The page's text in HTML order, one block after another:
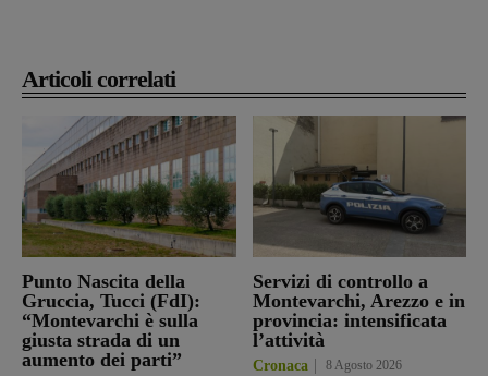
Articoli correlati
Punto Nascita della
Gruccia, Tucci (FdI):
“Montevarchi è sulla
giusta strada di un
aumento dei parti”
Servizi di controllo a
Montevarchi, Arezzo e in
provincia: intensificata
l’attività
Cronaca 8 Agosto 2026